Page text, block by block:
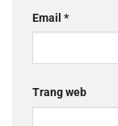
Email *
Trang web